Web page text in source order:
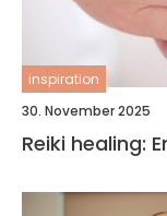
inspiration
30. November 2025
Reiki healing: